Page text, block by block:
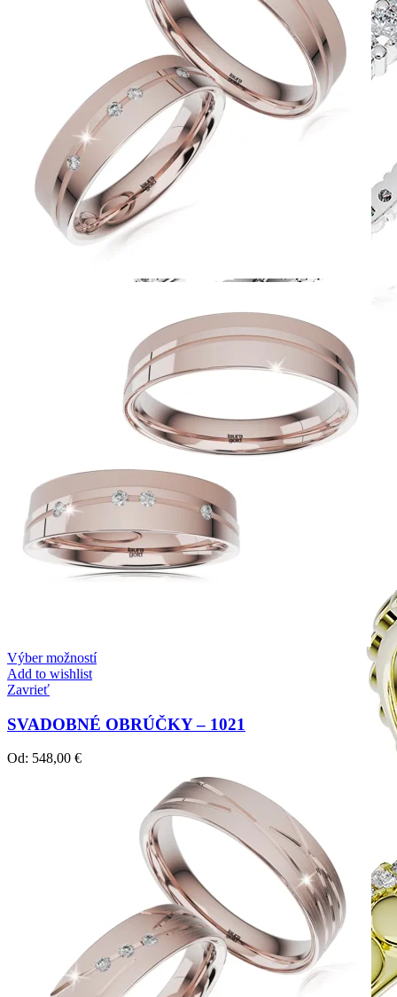
Harmony
Harmónia klasiky a moderného dizajnu.
Výber možností
Add to wishlist
Zavrieť
SVADOBNÉ OBRÚČKY – 1021
Od: 548,00 €